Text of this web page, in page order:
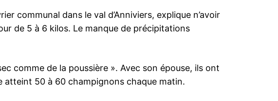
communal dans le val d’Anniviers, explique n’avoir
de 5 à 6 kilos. Le manque de précipitations
comme de la poussière ». Avec son épouse, ils ont
atteint 50 à 60 champignons chaque matin.